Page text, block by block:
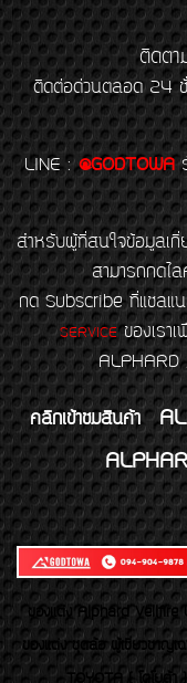
ติดตาม
ติดต่อด่วนตลอด 24
LINE : @GODTOWA
สำหรับผู้ที่สนใจข้อมูลเ
สามารถกดไ
กด Subscribe ที่แชลแ
SERVICEของเราเ
ALPHARD
คลิกเข้าชมสินค้า
ของเเต่ง Alphard
ของแต่ง ชุดล้อ ผู้เชี่ยวชาญเ
TOYOTA ( โตโยต้า